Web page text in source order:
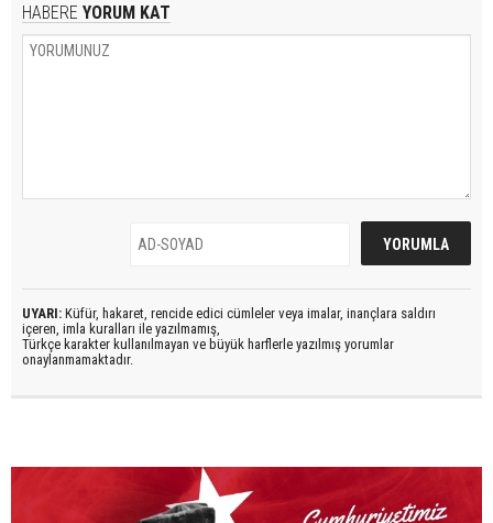
HABERE YORUM KAT
UYARI: Küfür, hakaret, rencide edici cümleler veya imalar, inançlara saldırı
içeren, imla kuralları ile yazılmamış,
Türkçe karakter kullanılmayan ve büyük harflerle yazılmış yorumlar
onaylanmamaktadır.